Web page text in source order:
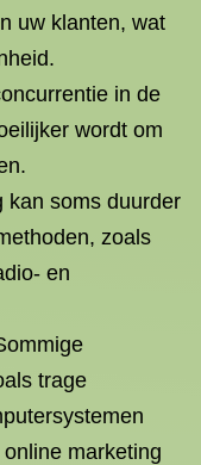
uw klanten, wat
in de
wordt om
kan soms duurder
zoals
en
trage
marketing